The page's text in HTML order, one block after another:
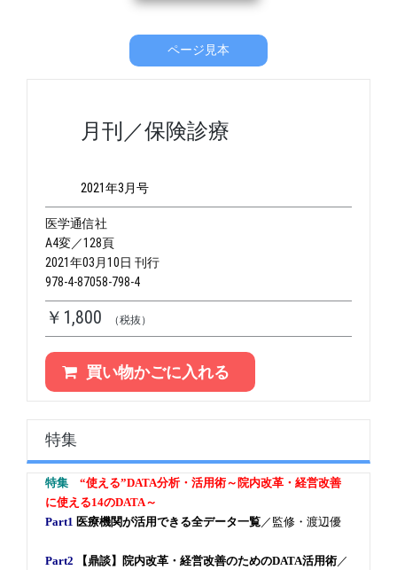
ページ見本
月刊／保険診療
2021年3月号
医学通信社
A4変／128頁
2021年03月10日 刊行
978-4-87058-798-4
￥1,800 （税抜）
買い物かごに入れる
特集
特集
“使える”DATA分析・活用術～院内改革・経営改善
に使える14のDATA～
Part1 医療機関が活用できる全データ一覧 ／監修・渡辺優
Part2 【鼎談】院内改革・経営改善のためのDATA活用術 ／